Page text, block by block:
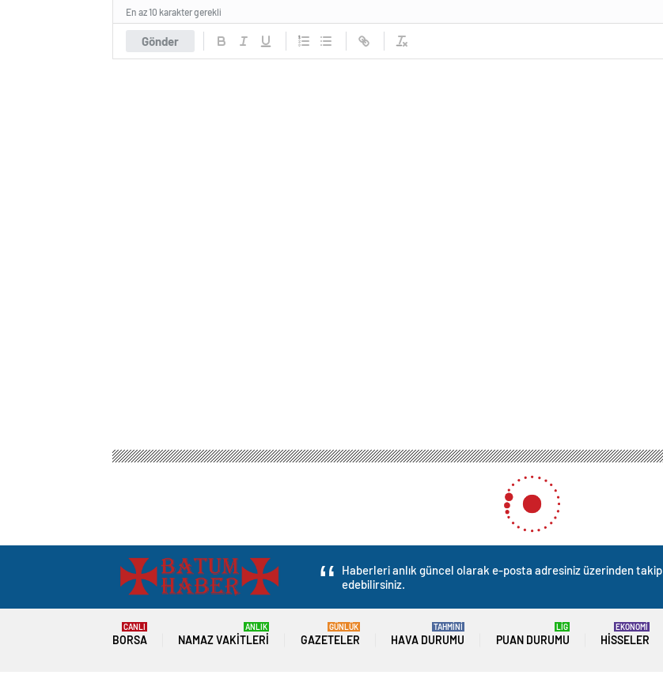
Gönder
En az 10 karakter gerekli
Haberleri anlık güncel olarak e-posta adresiniz üzerinden takip
edebilirsiniz.
BORSA
CANLI
NAMAZ VAKITLERI
ANLIK
GAZETELER
GÜNLÜK
HAVA DURUMU
TAHMİNİ
PUAN DURUMU
LİG
HISSELER
EKONOMİ